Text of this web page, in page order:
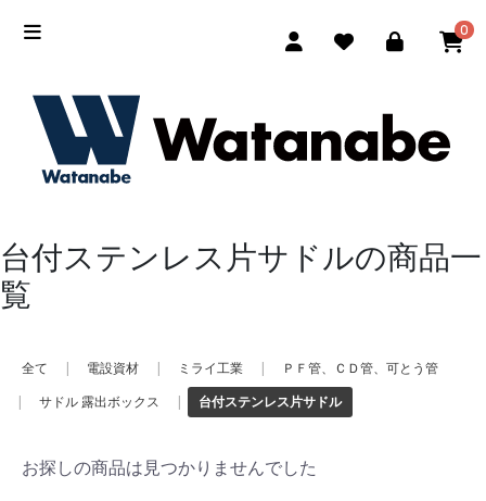
0
台付ステンレス片サドルの商品一
覧
全て | 電設資材 | ミライ工業 |
ＰＦ管、ＣＤ管、可とう管
|
サドル 露出ボックス | 台付ステンレス片サドル
お探しの商品は見つかりませんでした